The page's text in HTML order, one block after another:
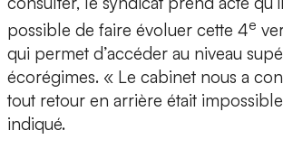
possible de faire évoluer cette 4e
qui permet d’accéder au niveau
écorégimes. « Le cabinet nous a
tout retour en arrière était
indiqué.